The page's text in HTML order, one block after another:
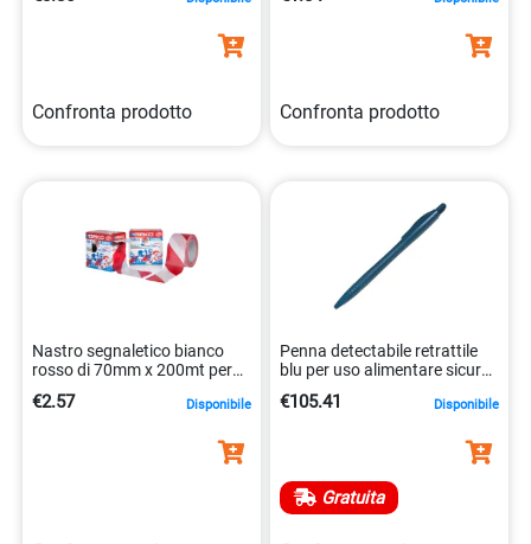
Confronta prodotto Confronta prodotto
Nastro segnaletico bianco
rosso di 70mm x 200mt per
sicurezza 8014846092060
€2.57 Disponibile
Penna detectabile retrattile
blu per uso alimentare sicuro
ogni giorno 1683
€105.41 Disponibile
Gratuita